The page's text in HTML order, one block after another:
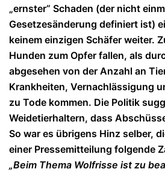
„ernster“ Schaden (der nicht
Gesetzesänderung definiert ist)
keinem einzigen Schäfer weiter.
Hunden zum Opfer fallen, als
abgesehen von der Anzahl an
Krankheiten, Vernachlässigung
zu Tode kommen. Die Politik
Weidetierhaltern, dass
So war es übrigens Hinz selber,
einer Pressemitteilung folgende
„Beim Thema Wolfrisse ist zu